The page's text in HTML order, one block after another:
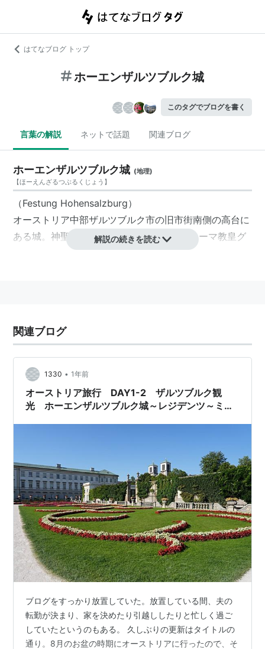
はてなブログ トップ
ホーエンザルツブルク城
このタグでブログを書く
言葉の解説 ネットで話題 関連ブログ
ホーエンザルツブルク城 (地理)
【ほーえんざるつぶるくじょう 】
（Festung Hohensalzburg）
オーストリア中部ザルツブルク市の旧市街南側の高台に
ある城。神聖ローマ皇帝ハインリヒ4世とローマ教皇グ
レゴリウス7世の間に起こった叙任権闘争の際、教皇派
世界遺産（文化遺産）に登録された。
解説の続きを読む
関連ブログ
1330 • 1年前
オーストリア旅行 DAY1-2 ザルツブルク観
光 ホーエンザルツブルク城～レジデンツ～ミラ
ブログをすっかり放置していた。放置している間、夫の
転勤が決まり、家を決めたり引越ししたりと忙しく過ご
していたというのもある。 久しぶりの更新はタイトルの
通り。8月のお盆の時期にオーストリアに行ったので、そ